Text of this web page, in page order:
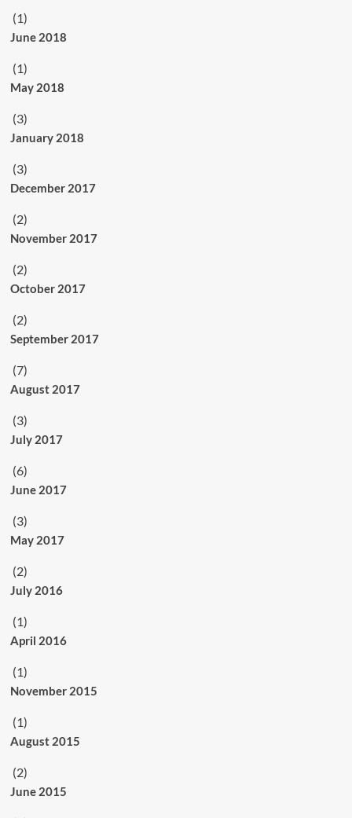
(1)
June 2018
(1)
May 2018
(3)
January 2018
(3)
December 2017
(2)
November 2017
(2)
October 2017
(2)
September 2017
(7)
August 2017
(3)
July 2017
(6)
June 2017
(3)
May 2017
(2)
July 2016
(1)
April 2016
(1)
November 2015
(1)
August 2015
(2)
June 2015